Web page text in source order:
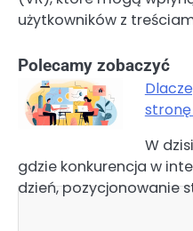
użytkowników z
Polecamy zobaczyć
W
gdzie konkurencja w
dzień, pozycjonowanie
Nawigacja